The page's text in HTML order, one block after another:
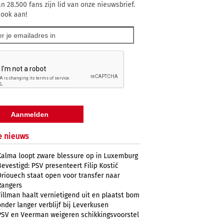
28.500 fans zijn lid van onze nieuwsbrief.
aan!
nieuws
loopt zware blessure op in Luxemburg
PSV presenteert Filip Kostić
staat open voor transfer naar
haalt vernietigend uit en plaatst bom
langer verblijf bij Leverkusen
en Veerman weigeren schikkingsvoorstel